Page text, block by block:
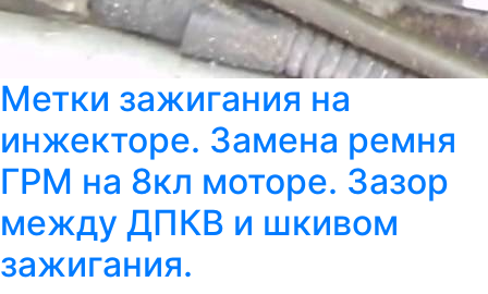
Метки зажигания на
инжекторе. Замена ремня
ГРМ на 8кл моторе. Зазор
между ДПКВ и шкивом
зажигания.